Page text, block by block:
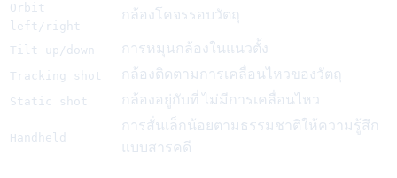
Orbit
left/right
กล้องโคจรรอบวัตถุ
Tilt up/down การหมุนกล้องในแนวตั้ง
Tracking shot กล้องติดตามการเคลื่อนไหวของวัตถุ
Static shot กล้องอยู่กับที่ ไม่มีการเคลื่อนไหว
Handheld
การสั่นเล็กน้อยตามธรรมชาติให้ความรู้สึก
แบบสารคดี